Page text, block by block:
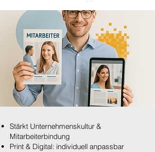
Stärkt Unternehmenskultur &
Mitarbeiterbindung
Print & Digital: individuell anpassbar